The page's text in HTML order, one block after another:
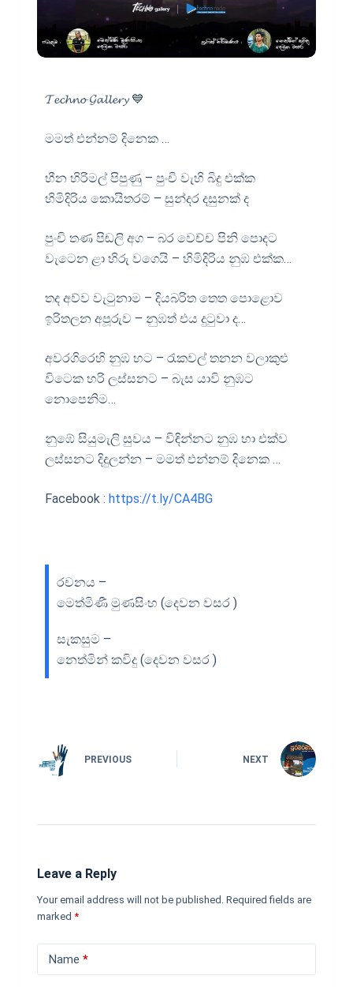
𝓣𝓮𝓬𝓱𝓷𝓸 𝓖𝓪𝓵𝓵𝓮𝓻𝔂 💙
මමත් එන්නම් දිනෙක …
හීන හිරිමල් පිපුණු – පුංචි වැහි බිදු එක්ක
හිමිදිරිය කොයිතරම් – සුන්දර දසුනක් ද
පුංචි තණ පිඬලි අග – බර වෙච්ච පිනි පොදට
වැටෙන ළා හිරු වගෙයි – හිමිදිරිය නුඹ එක්ක…
තද අව්ව වැටුනාම – දියබරිත තෙත පොළොව
ඉරිතලන අපූරුව – නුඹත් එය දුටුවා ද…
අවරගිරෙහි නුඹ හට – රැකවල් තනන වලාකුළු
විටෙක හරි ලස්සනට – බැස යාවි නුඹට
නොපෙනිම…
නුඹේ සියුමැලි සුවය – විඳින්නට නුඹ හා එක්ව
ලස්සනට දිදුලන්න – මමත් එන්නම් දිනෙක …
Facebook : https://t.ly/CA4BG
රචනය –
මෙත්මිණී මුණසිංහ (දෙවන වසර )
සැකසුම –
නෙත්මින් කවිදු (දෙවන වසර )
PREVIOUS NEXT
Leave a Reply
Your email address will not be published. Required fields are
marked *
Name *